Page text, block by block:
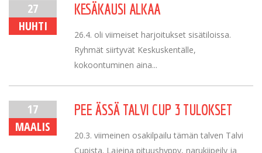
27
HUHTI
KESÄKAUSI ALKAA
26.4. oli viimeiset harjoitukset sisätiloissa.
Ryhmät siirtyvät Keskuskentälle,
kokoontuminen aina...
17
MAALIS
PEE ÄSSÄ TALVI CUP 3 TULOKSET
20.3. viimeinen osakilpailu tämän talven Talvi
Cupista. Lajeina pituushyppy, narukiipeily ja